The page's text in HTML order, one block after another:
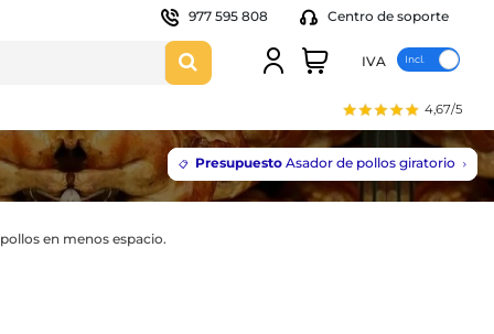
977 595 808 Centro de soporte
IVA
4,67/5
en menos espacio.
📋 Presupuesto Asador de pollos giratorio